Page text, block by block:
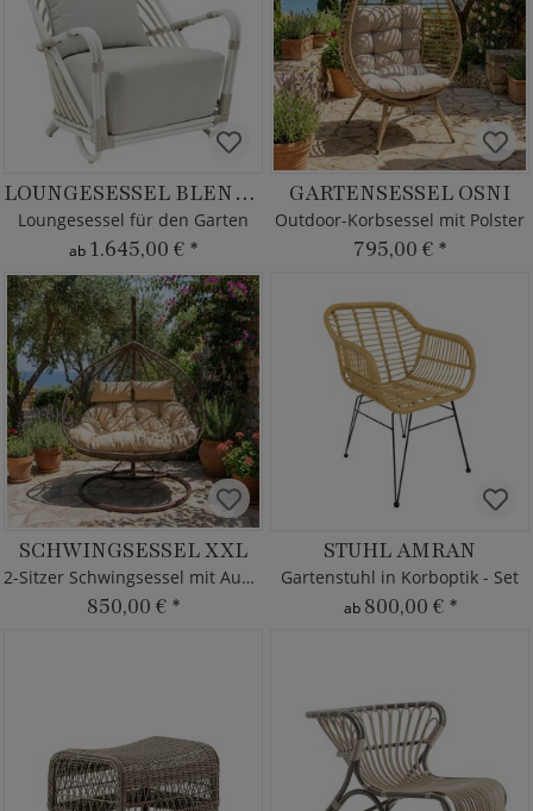
LOUNGESESSEL BLENDA
Loungesessel für den Garten
ab 1.645,00 € *
GARTENSESSEL OSNI
Outdoor-Korbsessel mit Polster
795,00 € *
SCHWINGSESSEL XXL
2-Sitzer Schwingsessel mit Auflagen
850,00 € *
STUHL AMRAN
Gartenstuhl in Korboptik - Set
ab 800,00 € *